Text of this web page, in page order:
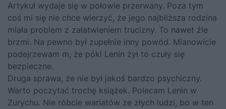
Artykuł wydaje się w połowie przerwany. Poza tym
coś mi się nie chce wierzyć, że jego najbliższa rodzina
miała problem z załatwieniem trucizny. To nawet źle
brzmi. Na pewno był zupełnie inny powód. Mianowicie
podejrzewam m, że póki Lenin żył to czuły się
bezpieczne.
Druga sprawa, że nie był jakoś bardzo psychiczny.
Warto poczytać trochę książek. Polecam Lenin w
Zurychu. Nie róbcie wariatów ze złych ludzi, bo w ten